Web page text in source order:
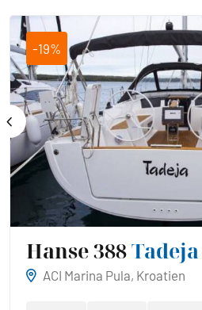
-19%
Hanse 388Tadeja
ACI Marina Pula, Kroatien